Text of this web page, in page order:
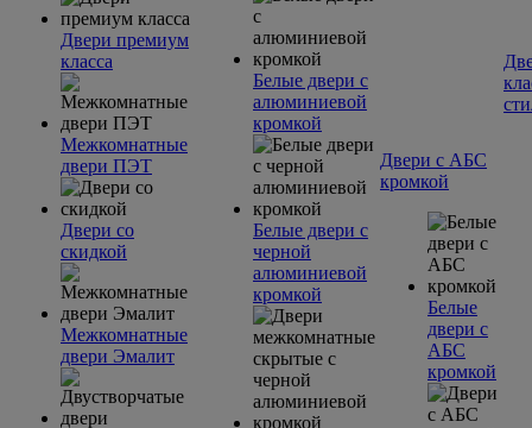
Двери премиум
класса
Межкомнатные
двери ПЭТ
Двери со
скидкой
Межкомнатные
двери Эмалит
Белые двери с
алюминиевой
кромкой
Белые двери с
черной
алюминиевой
кромкой
Двери с АБС
кромкой
Белые
двери с
АБС
кромкой